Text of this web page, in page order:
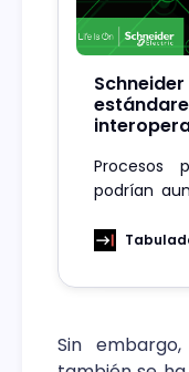
Procesos
podrían
datos de
Sin